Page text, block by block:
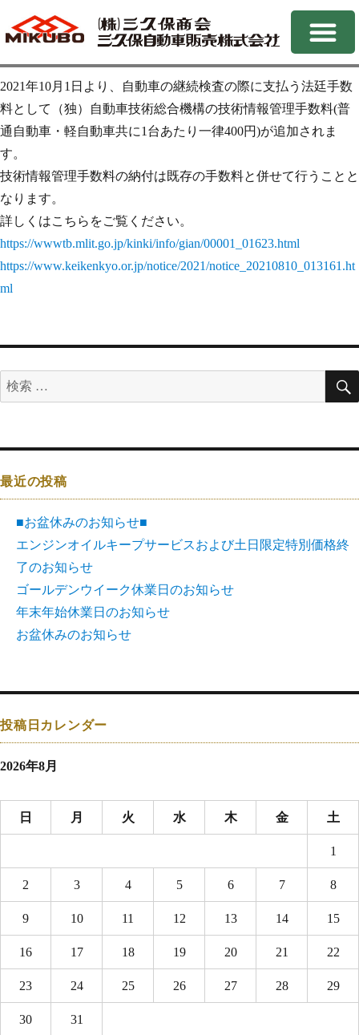
2021年10月1日より、自動車の継続検査の際に支払う法廷手数
料として（独）自動車技術総合機構の技術情報管理手数料(普
通自動車・軽自動車共に1台あたり一律400円)が追加されま
す。
技術情報管理手数料の納付は既存の手数料と併せて行うことと
なります。
詳しくはこちらをご覧ください。
https://wwwtb.mlit.go.jp/kinki/info/gian/00001_01623.html
https://www.keikenkyo.or.jp/notice/2021/notice_20210810_013161.ht
ml
最近の投稿
■お盆休みのお知らせ■
エンジンオイルキープサービスおよび土日限定特別価格終
了のお知らせ
ゴールデンウイーク休業日のお知らせ
年末年始休業日のお知らせ
お盆休みのお知らせ
投稿日カレンダー
2026年8月
日 月 火 水 木 金 土
1
2 3 4 5 6 7 8
9 10 11 12 13 14 15
16 17 18 19 20 21 22
23 24 25 26 27 28 29
30 31